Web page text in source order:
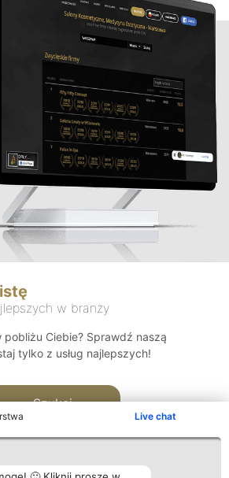
Live chat
w branży
Ciebie? Sprawdź naszą
tylko z usług najlepszych!
Szukaj